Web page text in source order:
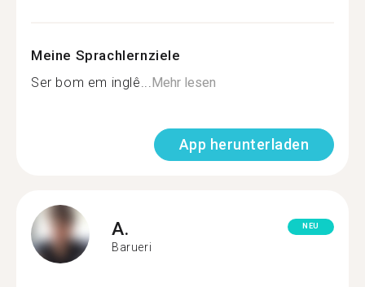
Meine Sprachlernziele
Ser bom em inglê...Mehr lesen
App herunterladen
A.
Barueri
NEU